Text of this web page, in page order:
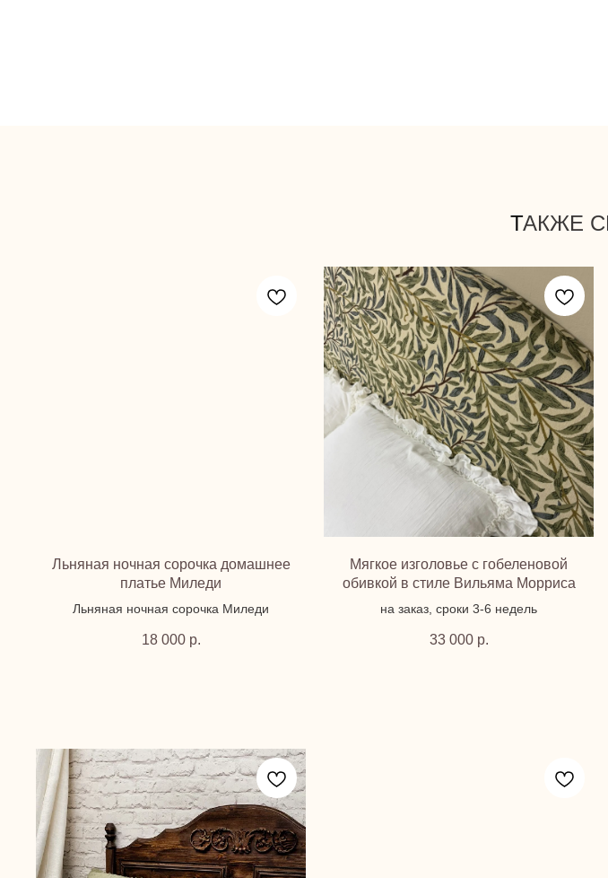
ТАКЖЕ
Льняная ночная сорочка домашнее
платье Миледи
Льняная ночная сорочка Миледи
18 000 р.
Мягкое изголовье с гобеленовой
обивкой в стиле Вильяма Морриса
на заказ, сроки 3-6 недель
33 000 р.